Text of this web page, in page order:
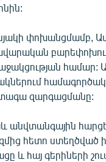
փոխանցմամբ,
համար:
զարգացմանը:
անվտանգային
հետո ստեղծված
և հայ գերիների